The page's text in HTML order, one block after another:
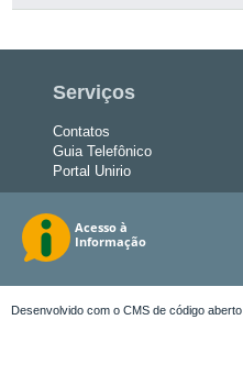
Serviços
Contatos
Guia Telefônico
Portal Unirio
Desenvolvido com o CMS de código aberto